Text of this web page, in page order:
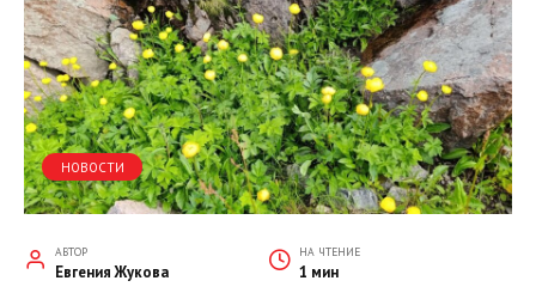
НОВОСТИ
АВТОР
Евгения Жукова
НА ЧТЕНИЕ
1 мин